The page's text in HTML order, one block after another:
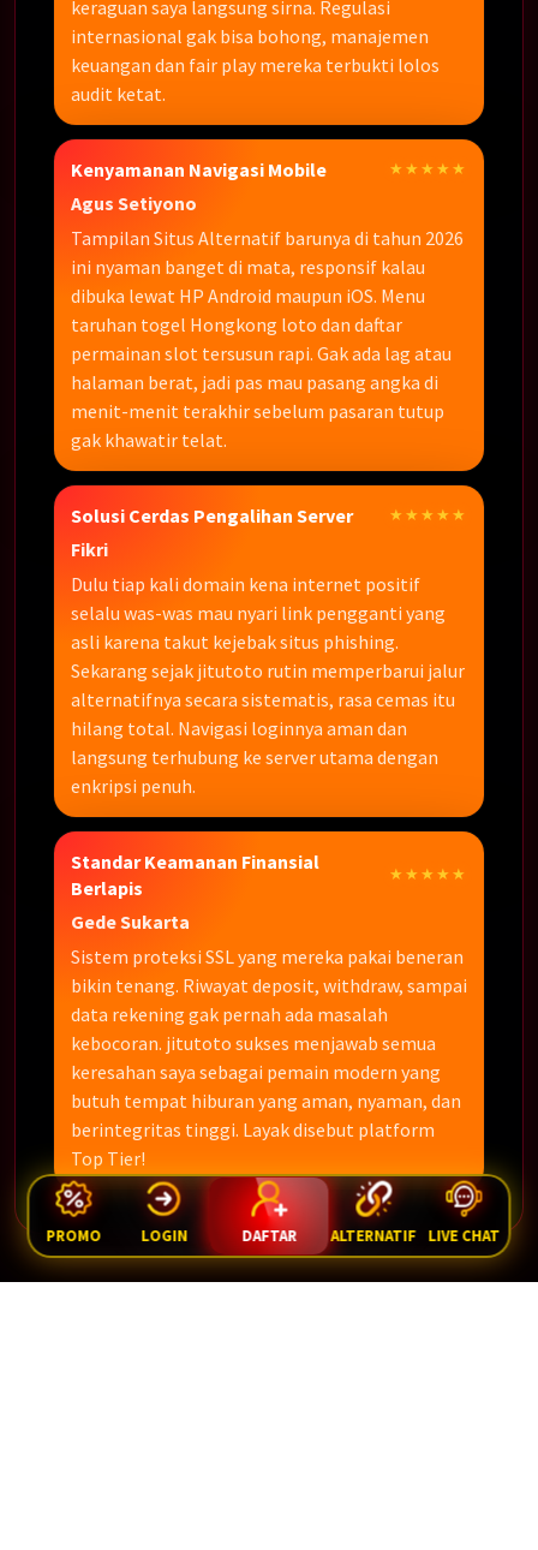
keraguan saya langsung sirna. Regulasi
internasional gak bisa bohong, manajemen
keuangan dan fair play mereka terbukti lolos
audit ketat.
Kenyamanan Navigasi Mobile ★★★★★
Agus Setiyono
Tampilan Situs Alternatif barunya di tahun 2026
ini nyaman banget di mata, responsif kalau
dibuka lewat HP Android maupun iOS. Menu
taruhan togel Hongkong loto dan daftar
permainan slot tersusun rapi. Gak ada lag atau
halaman berat, jadi pas mau pasang angka di
menit-menit terakhir sebelum pasaran tutup
gak khawatir telat.
Solusi Cerdas Pengalihan Server ★★★★★
Fikri
Dulu tiap kali domain kena internet positif
selalu was-was mau nyari link pengganti yang
asli karena takut kejebak situs phishing.
Sekarang sejak jitutoto rutin memperbarui jalur
alternatifnya secara sistematis, rasa cemas itu
hilang total. Navigasi loginnya aman dan
langsung terhubung ke server utama dengan
enkripsi penuh.
Standar Keamanan Finansial
Berlapis
★★★★★
Gede Sukarta
Sistem proteksi SSL yang mereka pakai beneran
bikin tenang. Riwayat deposit, withdraw, sampai
data rekening gak pernah ada masalah
kebocoran. jitutoto sukses menjawab semua
keresahan saya sebagai pemain modern yang
butuh tempat hiburan yang aman, nyaman, dan
berintegritas tinggi. Layak disebut platform
Top Tier!
PROMO LOGIN DAFTAR ALTERNATIF LIVE CHAT